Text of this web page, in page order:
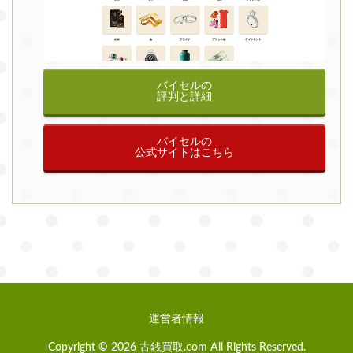
バイセルの
評判と詳細
バイセルの
公式サイトはこちら
運営者情報
Copyright © 2026 古銭買取.com All Rights Reserved.